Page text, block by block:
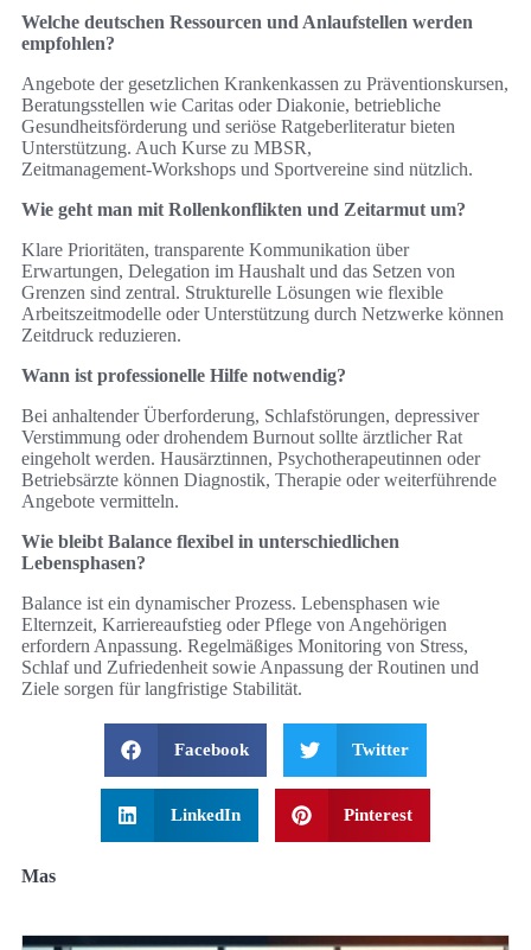
Welche deutschen Ressourcen und Anlaufstellen werden
empfohlen?
Angebote der gesetzlichen Krankenkassen zu Präventionskursen,
Beratungsstellen wie Caritas oder Diakonie, betriebliche
Gesundheitsförderung und seriöse Ratgeberliteratur bieten
Unterstützung. Auch Kurse zu MBSR,
Zeitmanagement‑Workshops und Sportvereine sind nützlich.
Wie geht man mit Rollenkonflikten und Zeitarmut um?
Klare Prioritäten, transparente Kommunikation über
Erwartungen, Delegation im Haushalt und das Setzen von
Grenzen sind zentral. Strukturelle Lösungen wie flexible
Arbeitszeitmodelle oder Unterstützung durch Netzwerke können
Zeitdruck reduzieren.
Wann ist professionelle Hilfe notwendig?
Bei anhaltender Überforderung, Schlafstörungen, depressiver
Verstimmung oder drohendem Burnout sollte ärztlicher Rat
eingeholt werden. Hausärztinnen, Psychotherapeutinnen oder
Betriebsärzte können Diagnostik, Therapie oder weiterführende
Angebote vermitteln.
Wie bleibt Balance flexibel in unterschiedlichen
Lebensphasen?
Balance ist ein dynamischer Prozess. Lebensphasen wie
Elternzeit, Karriereaufstieg oder Pflege von Angehörigen
erfordern Anpassung. Regelmäßiges Monitoring von Stress,
Schlaf und Zufriedenheit sowie Anpassung der Routinen und
Ziele sorgen für langfristige Stabilität.
Facebook Twitter
LinkedIn Pinterest
Mas